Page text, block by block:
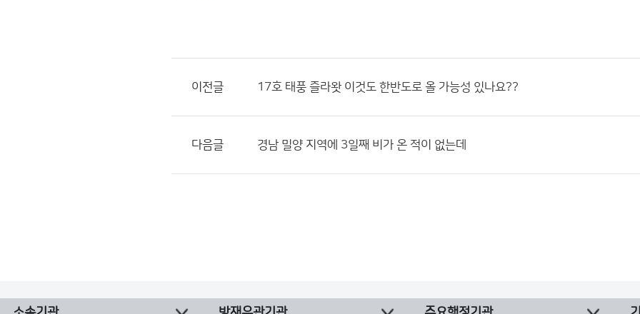
이전글 17호 태풍 즐라왓 이것도 한반도로 올 가능성 있나요??
다음글 경남 밀양 지역에 3일째 비가 온 적이 없는데